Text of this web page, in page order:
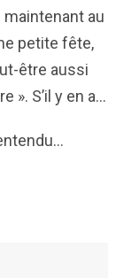
maintenant au
petite fête,
être aussi
». S’il y en a…